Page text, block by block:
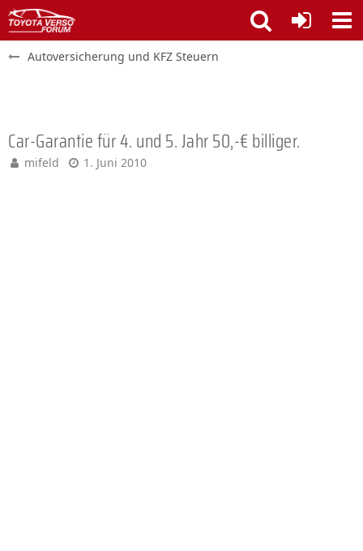
Autoversicherung und KFZ Steuern
Car-Garantie für 4. und 5. Jahr 50,-€ billiger.
mifeld 1. Juni 2010